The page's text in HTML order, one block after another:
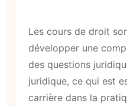
Les cours de droit
développer une
des questions
juridique, ce qui est
carrière dans la